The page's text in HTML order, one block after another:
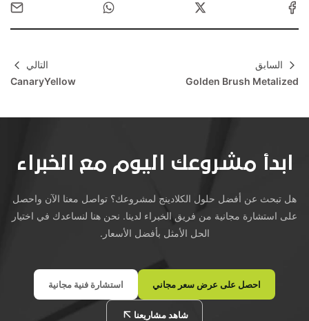
السابق
Golden Brush Metalized
التالي
CanaryYellow
ابدأ مشروعك اليوم مع الخبراء
هل تبحث عن أفضل حلول الكلادينج لمشروعك؟ تواصل معنا الآن واحصل
على استشارة مجانية من فريق الخبراء لدينا. نحن هنا لنساعدك في اختيار
الحل الأمثل بأفضل الأسعار.
احصل على عرض سعر مجاني استشارة فنية مجانية
شاهد مشاريعنا